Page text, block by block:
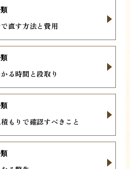
直す方法と費用
る時間と段取り
もりで確認すべきこと